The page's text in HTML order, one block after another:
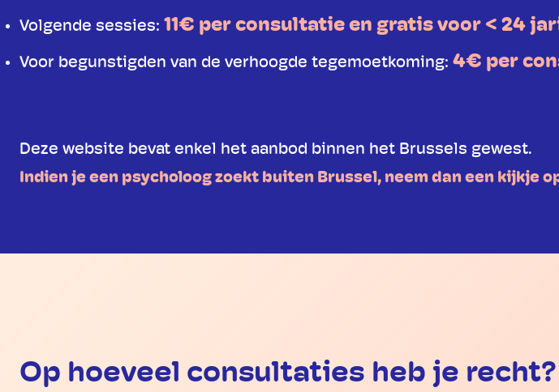
Volgende sessies: 11€ per consultatie en gratis voor < 24
Voor begunstigden van de verhoogde tegemoetkoming: 4€ per
Deze website bevat enkel het aanbod binnen het Brussels gewest.
Indien je een psycholoog zoekt buiten Brussel, neem dan een kijkje
Op hoeveel consultaties heb je recht?